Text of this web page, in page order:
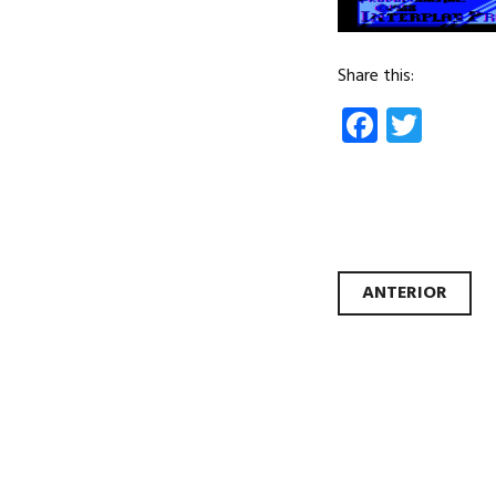
Share this:
Facebook
ANTERIOR